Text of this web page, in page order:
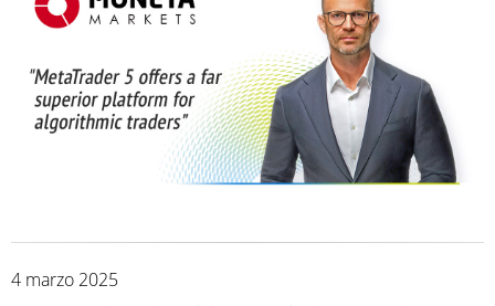
4 marzo 2025